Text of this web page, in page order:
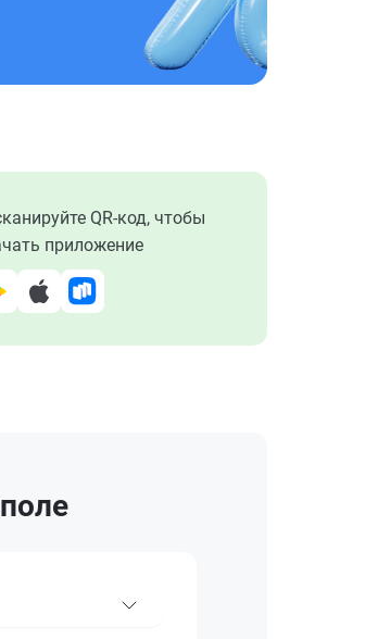
QR-код, чтобы
приложение